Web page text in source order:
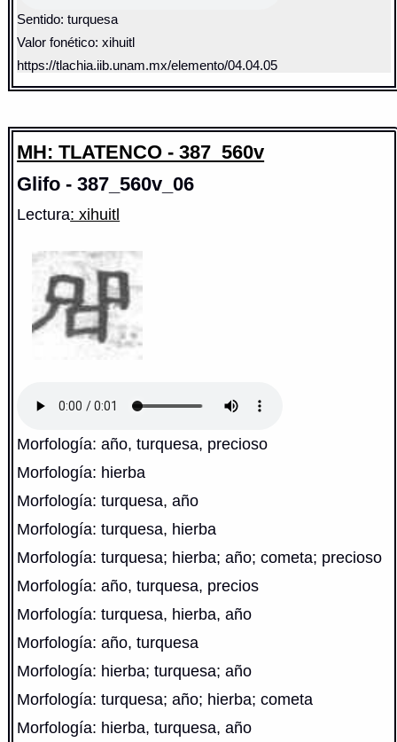
Sentido: turquesa
Valor fonético: xihuitl
https://tlachia.iib.unam.mx/elemento/04.04.05
MH: TLATENCO - 387_560v
Glifo - 387_560v_06
Lectura: xihuitl
Morfología: año, turquesa, precioso
Morfología: hierba
Morfología: turquesa, año
Morfología: turquesa, hierba
Morfología: turquesa; hierba; año; cometa; precioso
Morfología: año, turquesa, precios
Morfología: turquesa, hierba, año
Morfología: año, turquesa
Morfología: hierba; turquesa; año
Morfología: turquesa; año; hierba; cometa
Morfología: hierba, turquesa, año